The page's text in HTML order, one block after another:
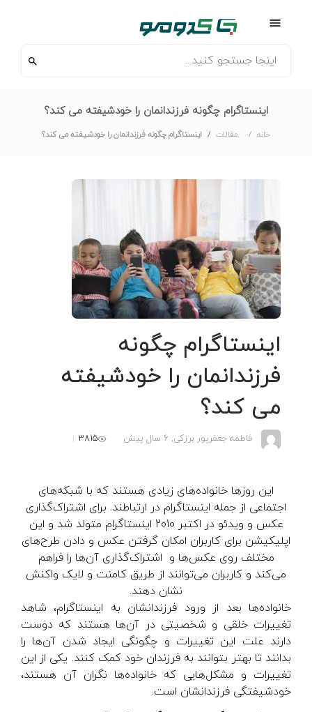
اینستاگرام چگونه فرزندانمان را خودشیفته می کند؟
خانه مقالات اینستاگرام چگونه فرزندانمان را خودشیفته می کند؟
اینستاگرام چگونه
فرزندانمان را خودشیفته
می کند؟
فاطمه جعفرپور برزکی, 6 سال پیش 3815
این روزها خانواده‌های زیادی هستند که با شبکه‌های
اجتماعی از جمله اینستاگرام در ارتباطند. برای اشتراک‌گذاری
عکس و ویدئو در اکتبر 2010
اینستاگرام متولد شد و این
اپلیکیشن برای کاربران امکان گرفتن عکس و دادن طرح‌های
مختلف روی عکس‌ها و اشتراک‌گذاری آن‌ها را فراهم
می‌کند و کاربران می‌توانند از طریق کامنت و لایک واکنش
نشان دهند.
خانواده‌ها بعد از ورود فرزندانشان به اینستاگرام، شاهد
تغییرات خلقی و شخصیتی در آن‌ها هستند که دوست
دارند علت این تغییرات و چگونگی ایجاد شدن آن‌ها را
بدانند تا بهتر بتوانند به فرزندان خود کمک کنند. یکی از این
تغییرات و مشکل‌هایی که خانواده‌ها نگران آن هستند،
خودشیفتگی فرزندانشان است.